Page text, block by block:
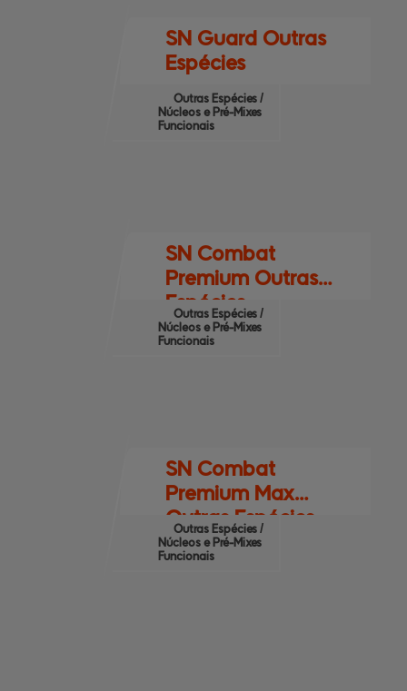
SN Guard Outras
Espécies
Outras Espécies /
Núcleos e Pré-Mixes
Funcionais
SN Combat
Premium Outras
Espécies
Outras Espécies /
Núcleos e Pré-Mixes
Funcionais
SN Combat
Premium Max
Outras Espécies
Outras Espécies /
Núcleos e Pré-Mixes
Funcionais